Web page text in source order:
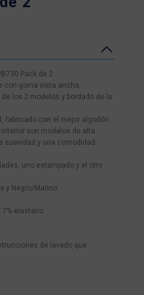
Pack de 2
con goma vista ancha,
los 2 modelos y bordado de la
fabricado con el mejor algodón.
son modelos de alta
suavidad y una comodidad
uno estampado y el otro
y Negro/Marino
7% elastano
de lavado que